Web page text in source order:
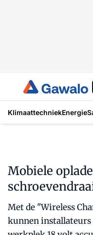
KlimaattechniekEnergie
Mobiele
Met de "Wireless
kunnen installateurs